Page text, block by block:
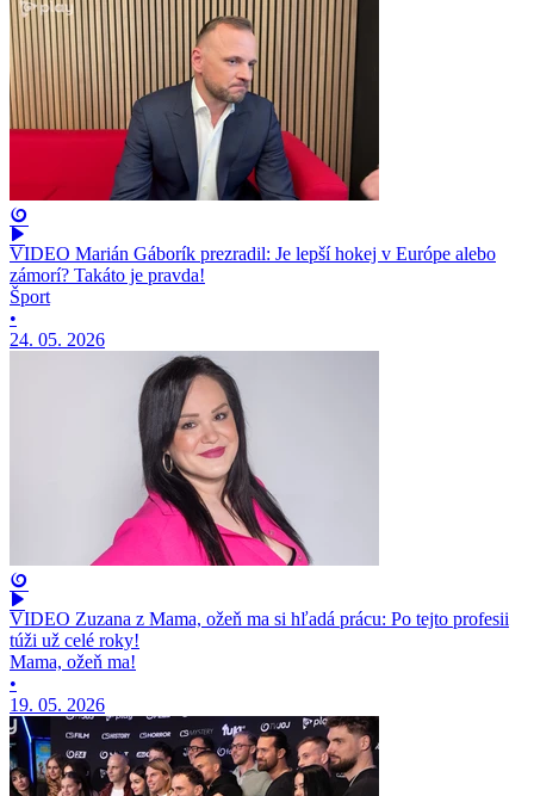
VIDEO Marián Gáborík prezradil: Je lepší hokej v Európe alebo
zámorí? Takáto je pravda!
Šport
•
24. 05. 2026
VIDEO Zuzana z Mama, ožeň ma si hľadá prácu: Po tejto profesii
túži už celé roky!
Mama, ožeň ma!
•
19. 05. 2026